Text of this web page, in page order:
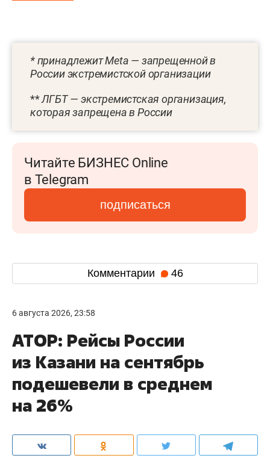
* принадлежит Meta — запрещенной в
России экстремистской организации
**ЛГБТ — экстремистская организация,
которая запрещена в России
Читайте БИЗНЕС Online
в Telegram
подписаться
Комментарии 46
6 августа 2026, 23:58
АТОР: Рейсы России
из Казани на сентябрь
подешевели в среднем
на 26%